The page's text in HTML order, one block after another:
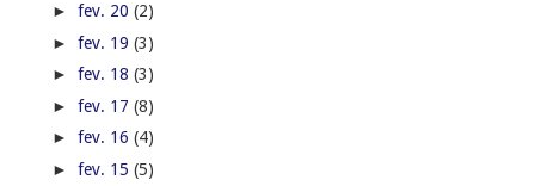
► fev. 20 (2)
► fev. 19 (3)
► fev. 18 (3)
► fev. 17 (8)
► fev. 16 (4)
► fev. 15 (5)